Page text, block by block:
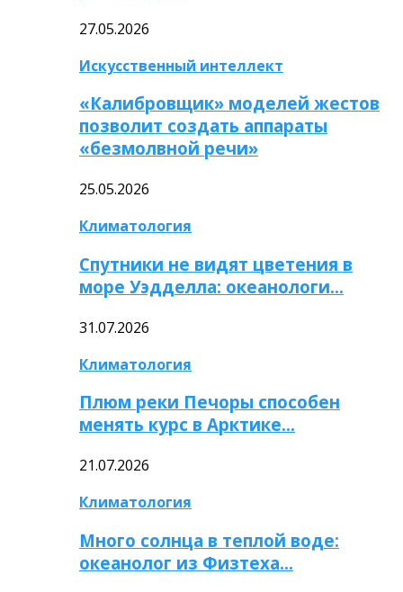
27.05.2026
Искусственный интеллект
«Калибровщик» моделей жестов
позволит создать аппараты
«безмолвной речи»
25.05.2026
Климатология
Спутники не видят цветения в
море Уэдделла: океанологи…
31.07.2026
Климатология
Плюм реки Печоры способен
менять курс в Арктике…
21.07.2026
Климатология
Много солнца в теплой воде:
океанолог из Физтеха…